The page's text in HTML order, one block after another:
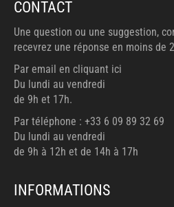
CONTACT
Une question ou une suggestion,
recevrez une réponse en moins de
Par email en cliquant ici
Du lundi au vendredi
de 9h et 17h.
Par téléphone : +33 6 09 89 32 69
Du lundi au vendredi
de 9h à 12h et de 14h à 17h
INFORMATIONS